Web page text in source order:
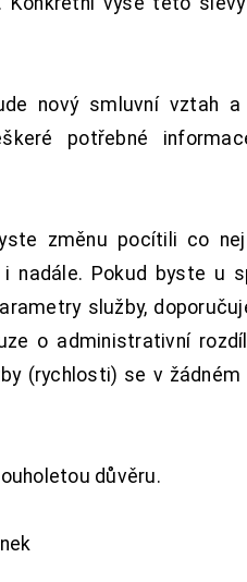
nový smluvní vztah
potřebné
změnu pocítili co
i nadále. Pokud byste u
služby,
o administrativní
(rychlosti) se v
důvěru.